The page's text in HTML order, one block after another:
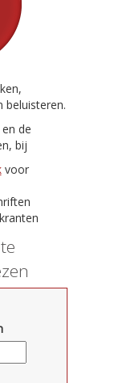
beluisteren.
de
bij
voor